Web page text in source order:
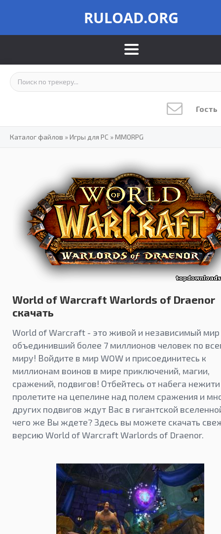
RULOAD.ORG
Гость
Каталог файлов »Игры для PC »MMORPG
World of Warcraft Warlords of Draenor
скачать
World of Warcraft - это живой и независимый мир
объединивший более 7 миллионов человек по
миру! Войдите в мир WOW и присоединитесь к
миллионам воинов в мире приключений, магии,
сражений, подвигов! Отбейтесь от набега
пролетите на цепелине над полем сражения и
других подвигов ждут Вас в гигантской
чего же Вы ждете? Здесь вы можете скачать
версию World of Warcraft Warlords of Draenor.